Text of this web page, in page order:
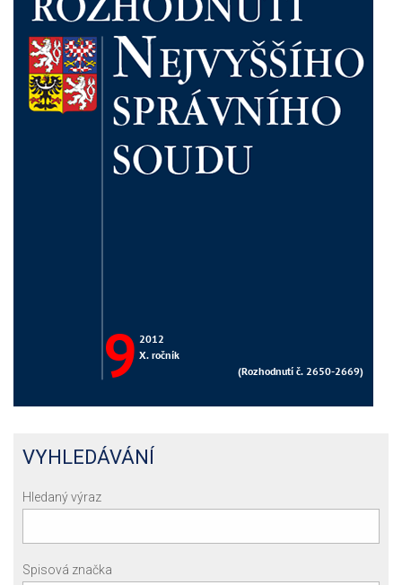
VYHLEDÁVÁNÍ
Hledaný výraz
Spisová značka